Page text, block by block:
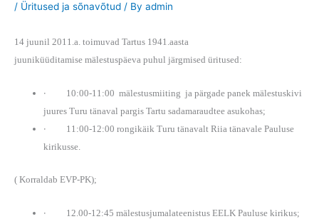
/ Üritused ja sõnavõtud / By admin
14 juunil 2011.a. toimuvad Tartus 1941.aasta
juuniküüditamise mälestuspäeva puhul järgmised üritused:
·
10:00-11:00 mälestusmiiting ja pärgade panek mälestuskivi
juures Turu tänaval pargis Tartu sadamaraudtee asukohas;
·
11:00-12:00 rongikäik Turu tänavalt Riia tänavale Pauluse
kirikusse.
( Korraldab EVP-PK);
· 12.00-12:45 mälestusjumalateenistus EELK Pauluse kirikus;